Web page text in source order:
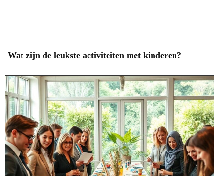
Wat zijn de leukste activiteiten met kinderen?